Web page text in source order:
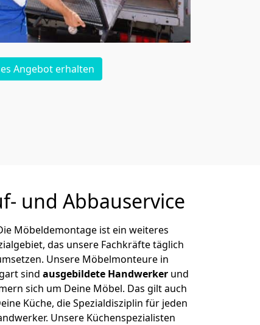
Angebot erhalten
und Abbauservice
Möbeldemontage ist ein weiteres
das unsere Fachkräfte täglich
Unsere Möbelmonteure in
sind ausgebildete Handwerker und
sich um Deine Möbel. Das gilt auch
Küche, die Spezialdisziplin für jeden
Unsere Küchenspezialisten